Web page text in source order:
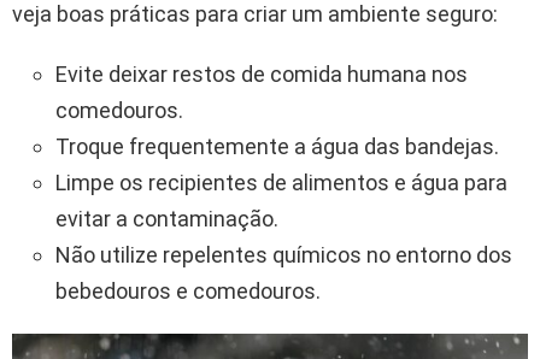
veja boas práticas para criar um ambiente seguro:
Evite deixar restos de comida humana nos
comedouros.
Troque frequentemente a água das bandejas.
Limpe os recipientes de alimentos e água para
evitar a contaminação.
Não utilize repelentes químicos no entorno dos
bebedouros e comedouros.